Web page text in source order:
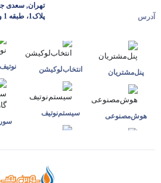
آدرس
تهران, سعدی
پلاک1، طبقه 1 واحد 2
پنل‌مشتریان
هوش‌مصنوعی
انتخاب‌لوکیشن
سیستم‌نوتیف